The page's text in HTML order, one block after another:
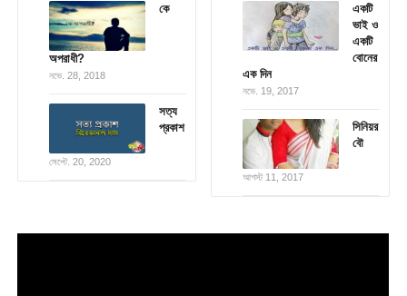
কে
অপরাধী?
নভে. 28, 2018
সত্য
প্রকাশ
সেপ্টে. 20, 2020
একটি
ভাই ও
একটি
বোনের
এক দিন
নভে. 19, 2017
সিনিয়র
বৌ
আগস্ট 11, 2017